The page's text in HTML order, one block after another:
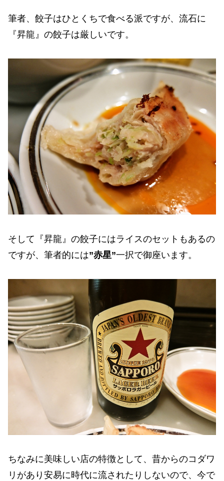
筆者、餃子はひとくちで食べる派ですが、流石に
『昇龍』の餃子は厳しいです。
そして『昇龍』の餃子にはライスのセットもあるの
ですが、筆者的には”赤星”一択で御座います。
ちなみに美味しい店の特徴として、昔からのコダワ
リがあり安易に時代に流されたりしないので、今で